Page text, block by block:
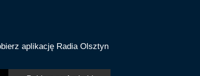
aplikację Radia Olsztyn